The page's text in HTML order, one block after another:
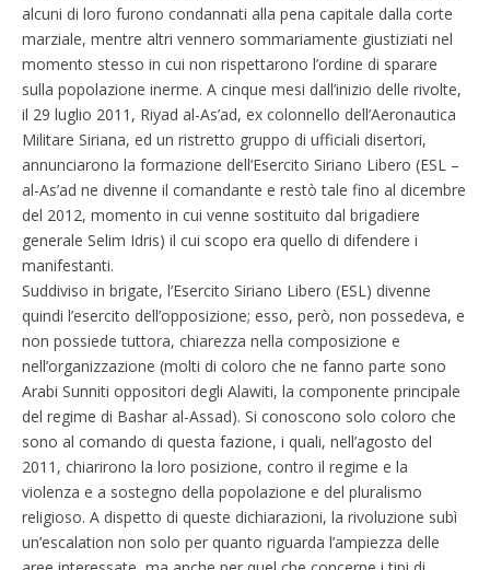
alcuni di loro furono condannati alla pena capitale dalla corte
marziale, mentre altri vennero sommariamente giustiziati nel
momento stesso in cui non rispettarono l’ordine di sparare
sulla popolazione inerme. A cinque mesi dall’inizio delle rivolte,
il 29 luglio 2011, Riyad al-As’ad, ex colonnello dell’Aeronautica
Militare Siriana, ed un ristretto gruppo di ufficiali disertori,
annunciarono la formazione dell’Esercito Siriano Libero (ESL –
al-As’ad ne divenne il comandante e restò tale fino al dicembre
del 2012, momento in cui venne sostituito dal brigadiere
generale Selim Idris) il cui scopo era quello di difendere i
manifestanti.
Suddiviso in brigate, l’Esercito Siriano Libero (ESL) divenne
quindi l’esercito dell’opposizione; esso, però, non possedeva, e
non possiede tuttora, chiarezza nella composizione e
nell’organizzazione (molti di coloro che ne fanno parte sono
Arabi Sunniti oppositori degli Alawiti, la componente principale
del regime di Bashar al-Assad). Si conoscono solo coloro che
sono al comando di questa fazione, i quali, nell’agosto del
2011, chiarirono la loro posizione, contro il regime e la
violenza e a sostegno della popolazione e del pluralismo
religioso. A dispetto di queste dichiarazioni, la rivoluzione subì
un’escalation non solo per quanto riguarda l’ampiezza delle